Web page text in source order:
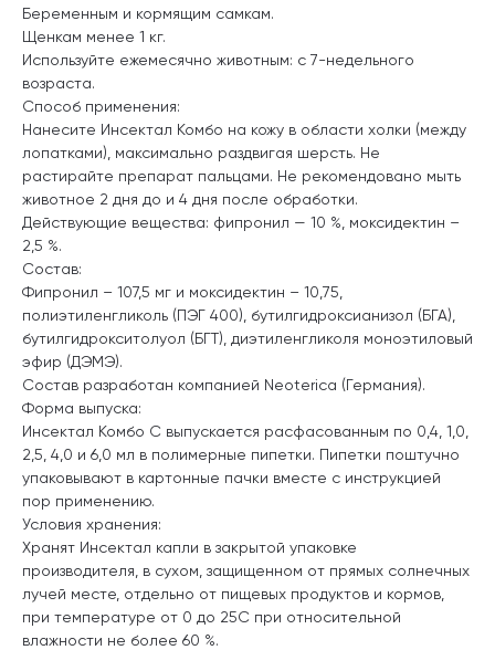
Беременным и кормящим самкам.
Щенкам менее 1 кг.
Используйте ежемесячно животным: с 7-недельного
возраста.
Способ применения:
Нанесите Инсектал Комбо на кожу в области холки (между
лопатками), максимально раздвигая шерсть. Не
растирайте препарат пальцами. Не рекомендовано мыть
животное 2 дня до и 4 дня после обработки.
Действующие вещества: фипронил — 10 %, моксидектин –
2,5 %.
Состав:
Фипронил – 107,5 мг и моксидектин – 10,75,
полиэтиленгликоль (ПЭГ 400), бутилгидроксианизол (БГА),
бутилгидрокситолуол (БГТ), диэтиленгликоля моноэтиловый
эфир (ДЭМЭ).
Состав разработан компанией Neoterica (Германия).
Форма выпуска:
Инсектал Комбо С выпускается расфасованным по 0,4, 1,0,
2,5, 4,0 и 6,0 мл в полимерные пипетки. Пипетки поштучно
упаковывают в картонные пачки вместе с инструкцией
пор применению.
Условия хранения:
Хранят Инсектал капли в закрытой упаковке
производителя, в сухом, защищенном от прямых солнечных
лучей месте, отдельно от пищевых продуктов и кормов,
при температуре от 0 до 25С при относительной
влажности не более 60 %.